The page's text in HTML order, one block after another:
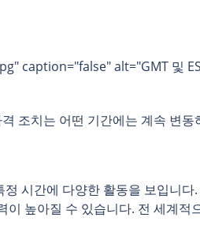
caption="false" alt="GMT 및
조치는 어떤 기간에는 계속 변
시간에 다양한 활동을 보입니
높아질 수 있습니다. 전 세계